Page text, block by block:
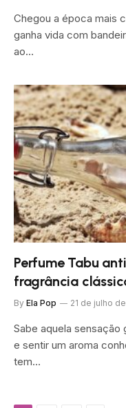
Chegou a época mais
ganha vida com
ao…
Perfume Tabu
fragrância
By Ela Pop 21 de julho
Sabe aquela sensação
e sentir um aroma
tem…